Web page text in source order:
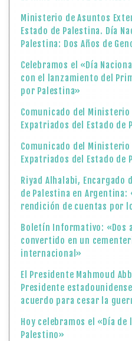
Ministerio de Asuntos
Estado de Palestina. Día
Palestina: Dos Años de
Celebramos el «Día
con el lanzamiento del
por Palestina»
Comunicado del
Expatriados del Estado de
Comunicado del
Expatriados del Estado de
Riyad Alhalabi, Encargado
de Palestina en Argentina:
rendición de cuentas por
Boletín Informativo: «Dos
convertido en un
internacional»
El Presidente Mahmoud
Presidente
acuerdo para cesar la
Hoy celebramos el «Día
Palestino»